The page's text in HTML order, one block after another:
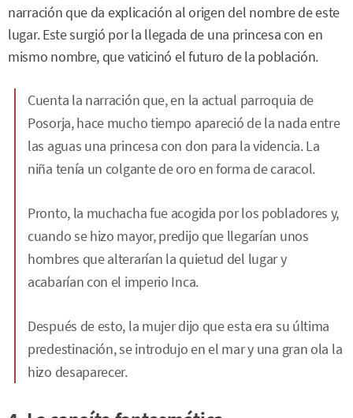
narración que da explicación al origen del nombre de este
lugar. Este surgió por la llegada de una princesa con en
mismo nombre, que vaticinó el futuro de la población.
Cuenta la narración que, en la actual parroquia de
Posorja, hace mucho tiempo apareció de la nada entre
las aguas una princesa con don para la videncia. La
niña tenía un colgante de oro en forma de caracol.
Pronto, la muchacha fue acogida por los pobladores y,
cuando se hizo mayor, predijo que llegarían unos
hombres que alterarían la quietud del lugar y
acabarían con el imperio Inca.
Después de esto, la mujer dijo que esta era su última
predestinación, se introdujo en el mar y una gran ola la
hizo desaparecer.